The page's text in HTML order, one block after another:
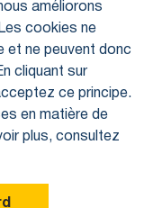
améliorons
cookies ne
et ne peuvent donc
cliquant sur
ce principe.
en matière de
plus, consultez
Benelux